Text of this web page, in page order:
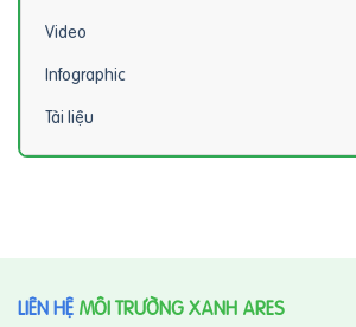
Video
Infographic
Tài liệu
LIÊN HỆ MÔI TRƯỜNG XANH ARES